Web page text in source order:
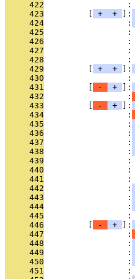
     422
     423
+ + ]:
     424
                 :
     425
     426
     427
     428
     429
+ + ]:
     430
:
     431
- + ]:
     432
                 :
     433
- + ]:
     434
                 :
     435
                 :
     436
                 :
     437
                 :
     438
                 :
     439
     440
     441
     442
                 :
     443
                 :
     444
                 :
     445
     446
- + ]:
     447
                 :
     448
                 :
     449
                 :
     450
                 :
     451